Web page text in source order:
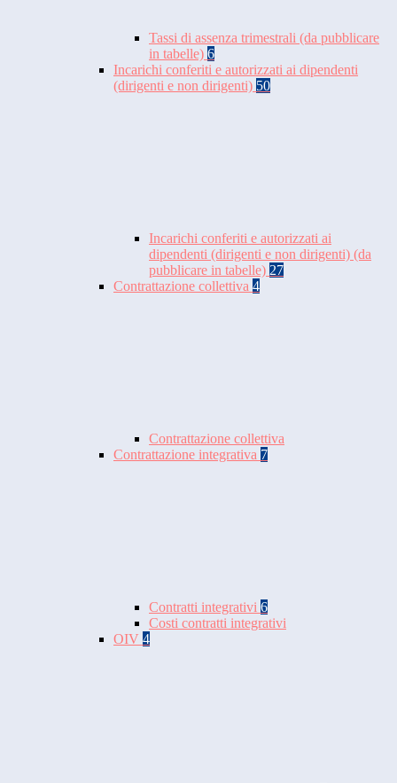
Tassi di assenza trimestrali (da pubblicare
in tabelle) 6
Incarichi conferiti e autorizzati ai dipendenti
(dirigenti e non dirigenti) 50
Incarichi conferiti e autorizzati ai
dipendenti (dirigenti e non dirigenti) (da
pubblicare in tabelle) 27
Contrattazione collettiva 4
Contrattazione collettiva
Contrattazione integrativa 7
Contratti integrativi 6
Costi contratti integrativi
OIV 4